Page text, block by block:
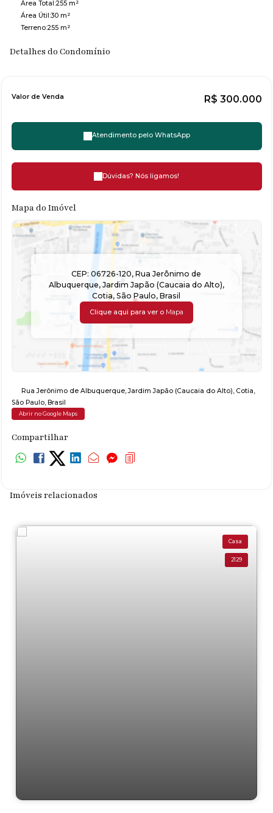
Área Total:255 m²
Área Útil:30 m²
Terreno:255 m²
Detalhes do Condomínio
R$ 300.000
Valor de Venda
Atendimento pelo WhatsApp
Dúvidas? Nós ligamos!
Mapa do Imóvel
CEP: 06726-120,Rua Jerônimo de
Albuquerque, Jardim Japão (Caucaia do Alto),
Cotia,São Paulo,Brasil
Clique aqui para ver o Mapa
Rua Jerônimo de Albuquerque,Jardim Japão (Caucaia do Alto) Cotia
São Paulo, Brasil
Abrir no Google Maps
Compartilhar
Imóveis relacionados
Casa
2129